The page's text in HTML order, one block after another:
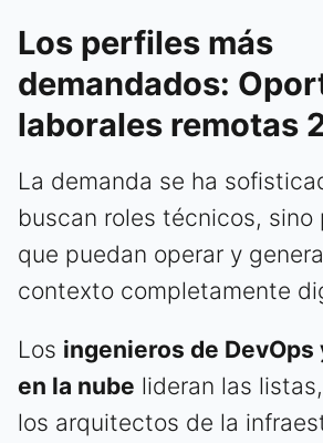
Los perfiles más
demandados:
laborales remotas
La demanda se ha
buscan roles técnicos, sino
que puedan operar y
contexto completamente
Los ingenieros de
en la nube lideran las
los arquitectos de la